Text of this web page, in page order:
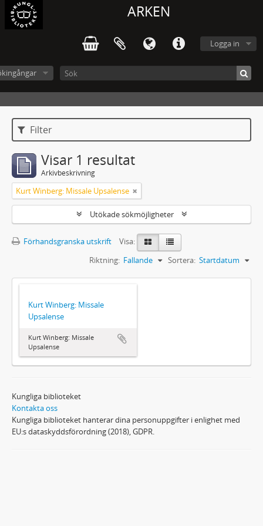
ARKEN
Logga in
Filter
Visar 1 resultat
Arkivbeskrivning
Kurt Winberg: Missale Upsalense
Utökade sökmöjligheter
Förhandsgranska utskrift
Visa:
Sortera: Startdatum
Riktning: Fallande
Kurt Winberg: Missale
Upsalense
Kurt Winberg: Missale
Upsalense
Kungliga biblioteket
Kontakta oss
Kungliga biblioteket hanterar dina personuppgifter i enlighet med
EU:s dataskyddsförordning (2018), GDPR.